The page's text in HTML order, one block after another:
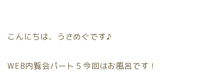
こんにちは、うさめぐです♪
WEB内覧会パート５今回はお風呂です！